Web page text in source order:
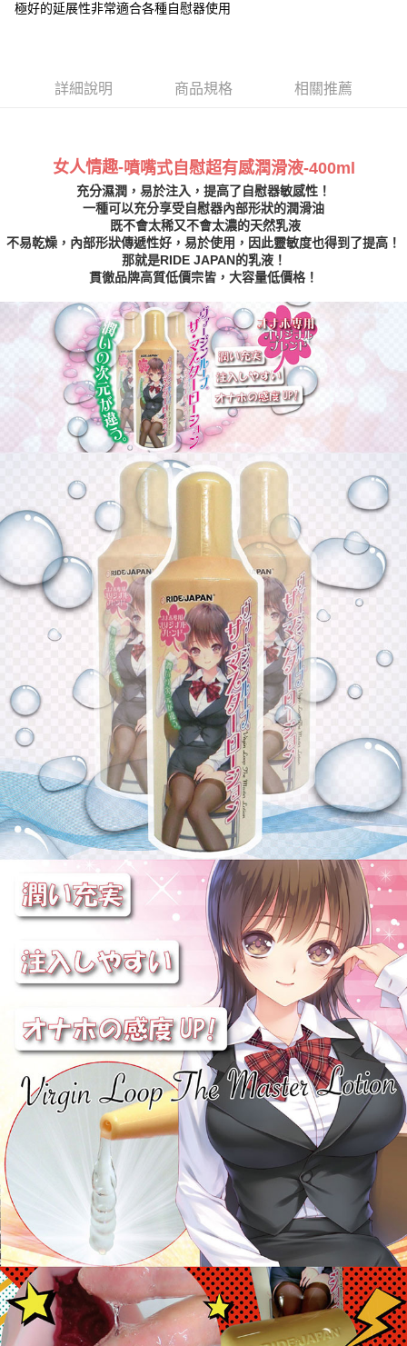
國際順豐速運 查看運費
極好的延展性非常適合各種自慰器使用
詳細說明 商品規格 相關推薦
女人情趣-噴嘴式自慰超有感潤滑液-400ml
充分濕潤，易於注入，提高了自慰器敏感性！
一種可以充分享受自慰器內部形狀的潤滑油
既不會太稀又不會太濃的天然乳液
不易乾燥，內部形狀傳遞性好，易於使用，因此靈敏度也得到了提高！
那就是RIDE JAPAN的乳液！
貫徹品牌高質低價宗皆，大容量低價格！